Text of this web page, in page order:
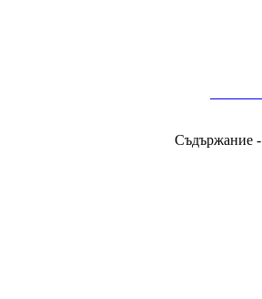
Съдържание -